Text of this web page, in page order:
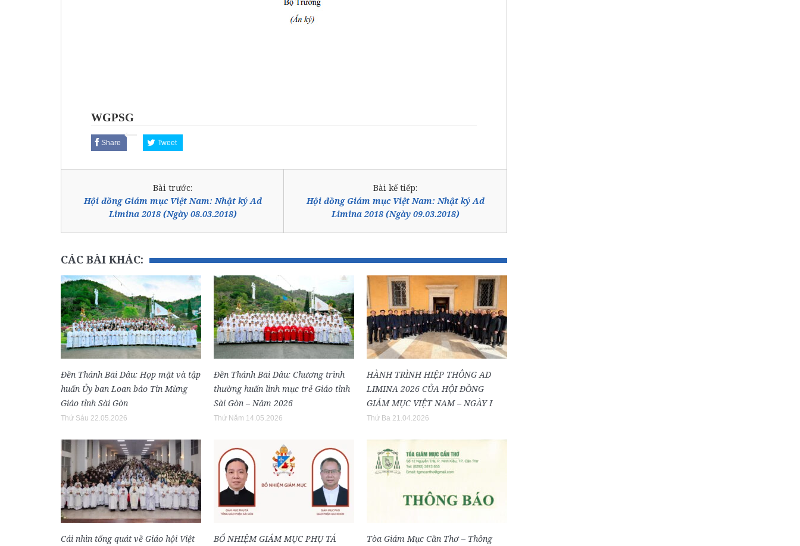
WGPSG
Share Tweet
Bài trước:
Hội đồng Giám mục Việt Nam: Nhật ký Ad
Limina 2018 (Ngày 08.03.2018)
Bài kế tiếp:
Hội đồng Giám mục Việt Nam: Nhật ký Ad
Limina 2018 (Ngày 09.03.2018)
CÁC BÀI KHÁC:
Đền Thánh Bãi Dâu: Họp mặt và tập
huấn Ủy ban Loan báo Tin Mừng
Giáo tỉnh Sài Gòn
Thứ Sáu 22.05.2026
Đền Thánh Bãi Dâu: Chương trình
thường huấn linh mục trẻ Giáo tỉnh
Sài Gòn – Năm 2026
Thứ Năm 14.05.2026
HÀNH TRÌNH HIỆP THÔNG AD
LIMINA 2026 CỦA HỘI ĐỒNG
GIÁM MỤC VIỆT NAM – NGÀY I
Thứ Ba 21.04.2026
Cái nhìn tổng quát về Giáo hội Việt BỔ NHIỆM GIÁM MỤC PHỤ TÁ Tòa Giám Mục Cần Thơ – Thông